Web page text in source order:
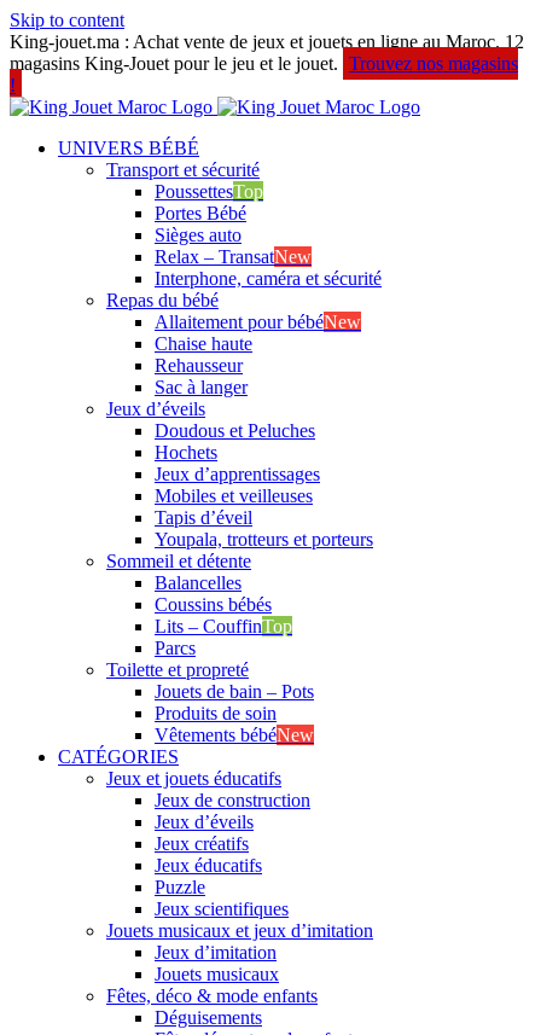
Skip to content
King-jouet.ma : Achat vente de jeux et jouets en ligne au Maroc. 12
magasins King-Jouet pour le jeu et le jouet. Trouvez nos magasins
!
UNIVERS BÉBÉ
Transport et sécurité
PoussettesTop
Portes Bébé
Sièges auto
Relax – TransatNew
Interphone, caméra et sécurité
Repas du bébé
Allaitement pour bébéNew
Chaise haute
Rehausseur
Sac à langer
Jeux d’éveils
Doudous et Peluches
Hochets
Jeux d’apprentissages
Mobiles et veilleuses
Tapis d’éveil
Youpala, trotteurs et porteurs
Sommeil et détente
Balancelles
Coussins bébés
Lits – CouffinTop
Parcs
Toilette et propreté
Jouets de bain – Pots
Produits de soin
Vêtements bébéNew
CATÉGORIES
Jeux et jouets éducatifs
Jeux de construction
Jeux d’éveils
Jeux créatifs
Jeux éducatifs
Puzzle
Jeux scientifiques
Jouets musicaux et jeux d’imitation
Jeux d’imitation
Jouets musicaux
Fêtes, déco & mode enfants
Déguisements